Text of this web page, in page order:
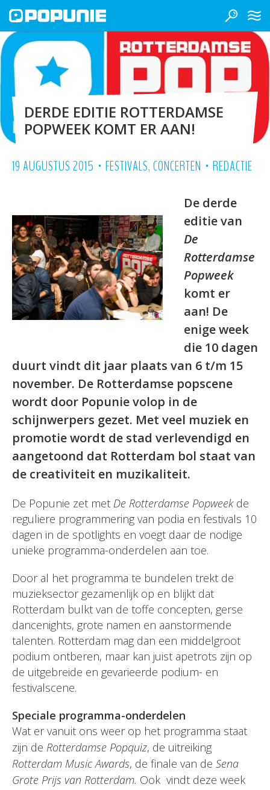
DERDE EDITIE ROTTERDAMSE
POPWEEK KOMT ER AAN!
19 AUGUSTUS 2015 • FESTIVALS, CONCERTEN • REDACTIE
De derde
editie van
De
Rotterdamse
Popweek
komt er
aan! De
enige week
die 10 dagen
duurt vindt dit jaar plaats van 6 t/m 15
november. De Rotterdamse popscene
wordt door Popunie volop in de
schijnwerpers gezet. Met veel muziek en
promotie wordt de stad verlevendigd en
aangetoond dat Rotterdam bol staat van
de creativiteit en muzikaliteit.
De Popunie zet met De Rotterdamse Popweekde
reguliere programmering van podia en festivals 10
dagen in de spotlights en voegt daar de nodige
unieke programma-onderdelen aan toe.
Door al het programma te bundelen trekt de
muzieksector gezamenlijk op en blijkt dat
Rotterdam bulkt van de toffe concepten, gerse
dancenights, grote namen en aanstormende
talenten. Rotterdam mag dan een middelgroot
podium ontberen, maar kan juist apetrots zijn op
de uitgebreide en gevarieerde podium- en
festivalscene.
Speciale programma-onderdelen
Wat er vanuit ons weer op het programma staat
zijn de Rotterdamse Popquiz, de uitreiking
Rotterdam Music Awards, de finale van de Sena
Grote Prijs van Rotterdam. Ook vindt deze week